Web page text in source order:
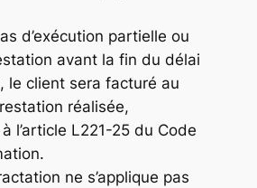
d’exécution partielle ou
avant la fin du délai
le client sera facturé au
réalisée,
l’article L221-25 du Code
ne s’applique pas